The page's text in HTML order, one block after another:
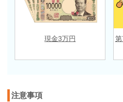
現金3万円
注意事項